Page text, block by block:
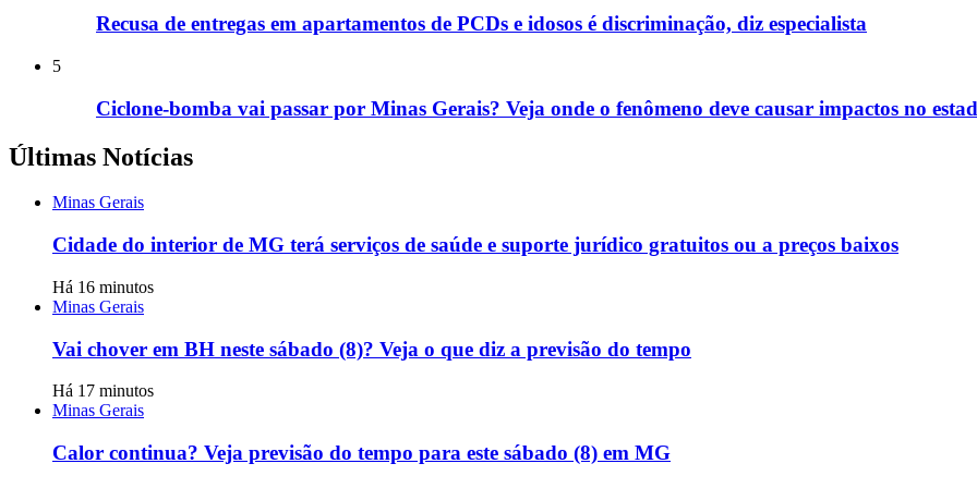
Recusa de entregas em apartamentos de PCDs e idosos é discriminação, diz especialista
5
Ciclone-bomba vai passar por Minas Gerais? Veja onde o fenômeno deve causar impactos no
Últimas Notícias
Minas Gerais
Cidade do interior de MG terá serviços de saúde e suporte jurídico gratuitos ou a preços baixos
Há 16 minutos
Minas Gerais
Vai chover em BH neste sábado (8)? Veja o que diz a previsão do tempo
Há 17 minutos
Minas Gerais
Calor continua? Veja previsão do tempo para este sábado (8) em MG